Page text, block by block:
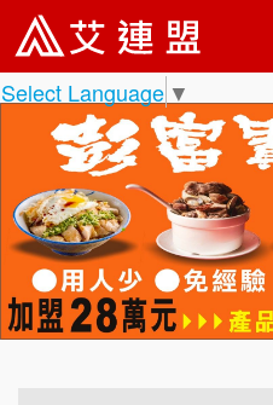
Select Language ▼